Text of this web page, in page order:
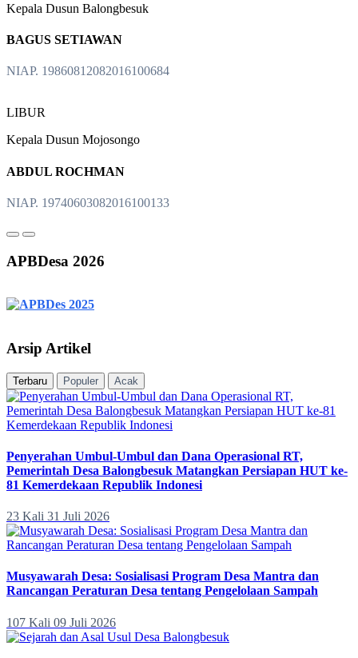
Kepala Dusun Balongbesuk
BAGUS SETIAWAN
NIAP. 19860812082016100684
LIBUR
Kepala Dusun Mojosongo
ABDUL ROCHMAN
NIAP. 19740603082016100133
APBDesa 2026
Arsip Artikel
Terbaru Populer Acak
Penyerahan Umbul-Umbul dan Dana Operasional RT,
Pemerintah Desa Balongbesuk Matangkan Persiapan HUT ke-
81 Kemerdekaan Republik Indonesi
23 Kali 31 Juli 2026
Musyawarah Desa: Sosialisasi Program Desa Mantra dan
Rancangan Peraturan Desa tentang Pengelolaan Sampah
107 Kali 09 Juli 2026